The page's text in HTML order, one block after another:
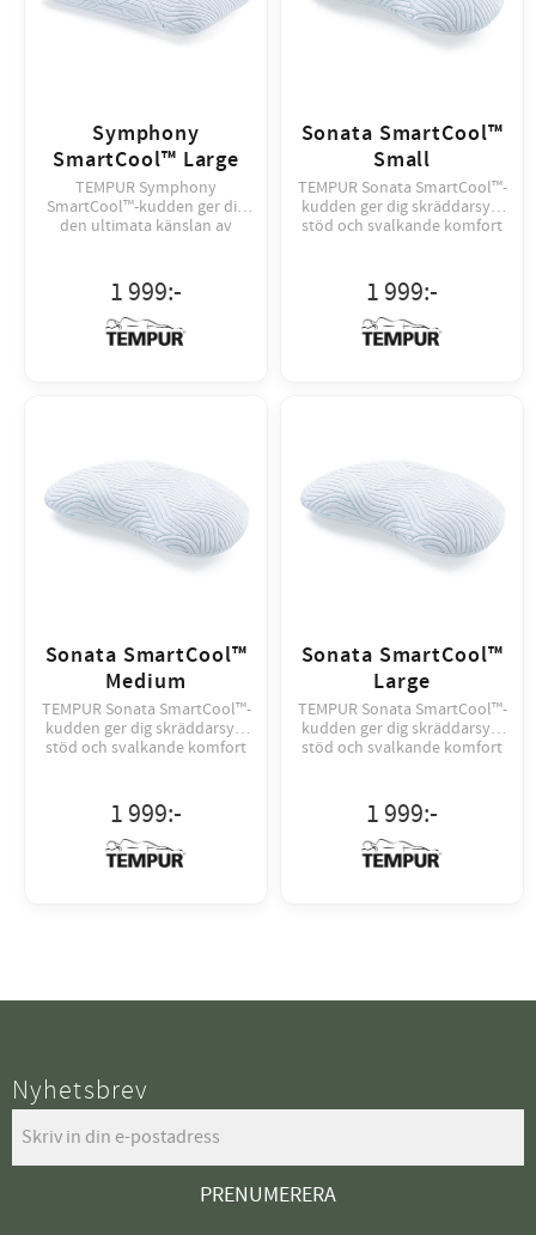
Symphony
SmartCool™ Large
TEMPUR Symphony
SmartCool™-kudden ger dig
den ultimata känslan av
1 999:-
Sonata SmartCool™
Small
TEMPUR Sonata SmartCool™-
kudden ger dig skräddarsytt
stöd och svalkande komfort
1 999:-
Sonata SmartCool™
Medium
TEMPUR Sonata SmartCool™-
kudden ger dig skräddarsytt
stöd och svalkande komfort
1 999:-
Sonata SmartCool™
Large
TEMPUR Sonata SmartCool™-
kudden ger dig skräddarsytt
stöd och svalkande komfort
1 999:-
Nyhetsbrev
PRENUMERERA